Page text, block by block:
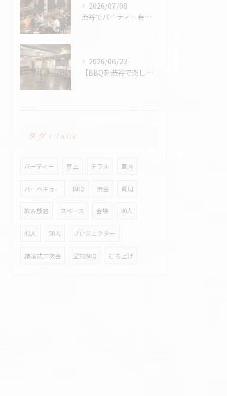
2026/07/08
渋谷でパーティー会場を探すコツ完全版｜パーティープランナー歴24年の筆者が解説
2026/06/23
【BBQを渋谷で楽しむなら、熱中症対策万全の室内BBQ！貸切...
タグ TAGS
パーティー 屋上 テラス 室内
バーベキュー BBQ 渋谷 貸切
飲み放題 スペース 会場 30人
40人 50人 プロジェクター
結婚式二次会 室内BBQ 打ち上げ